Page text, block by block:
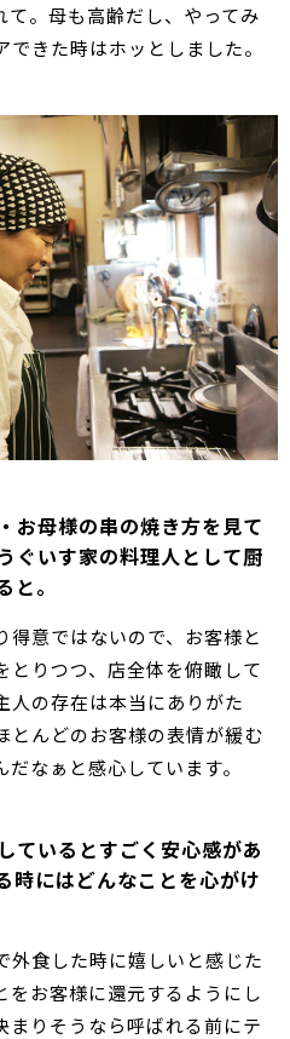
て。母も高齢だし、やってみ
きた時はホッとしました。
お母様の串の焼き方を見て
ぐいす家の料理人として厨
。
得意ではないので、お客様と
とりつつ、店全体を俯瞰して
人の存在は本当にありがた
とんどのお客様の表情が緩む
なぁと感心しています。
ているとすごく安心感があ
時にはどんなことを心がけ
外食した時に嬉しいと感じた
をお客様に還元するようにし
まりそうなら呼ばれる前にテ